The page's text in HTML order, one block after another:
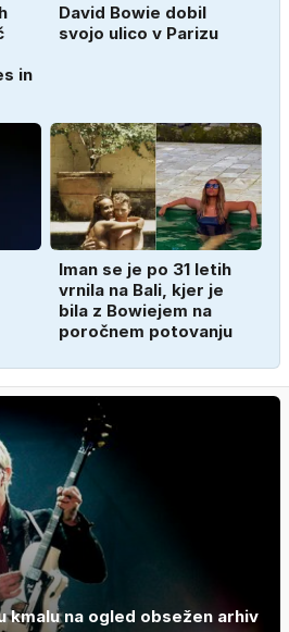
in
David Bowie dobil
svojo ulico v Parizu
Iman se je po 31 letih
vrnila na Bali, kjer je
bila z Bowiejem na
poročnem potovanju
kmalu na ogled obsežen arhiv